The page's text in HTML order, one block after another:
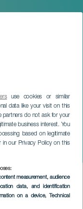
use cookies or similar
data like your visit on this
partners do not ask for your
business interest. You
based on legitimate
in our Privacy Policy on this
measurement, audience
data, and identification
on a device, Technical
Fest